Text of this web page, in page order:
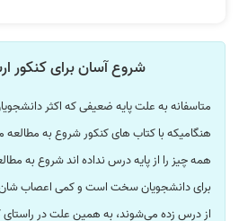
شروع آسان برای کنکور
متاسفانه به علت پایه ضعیفی که اکثر
هنگامیکه با کتاب های کنکور شروع به
همه چیز را از پایه درس نداده اند شروع به
برای دانشجویان سخت است و کمی اعصاب
از درس زده می‌شوند، به همین علت در